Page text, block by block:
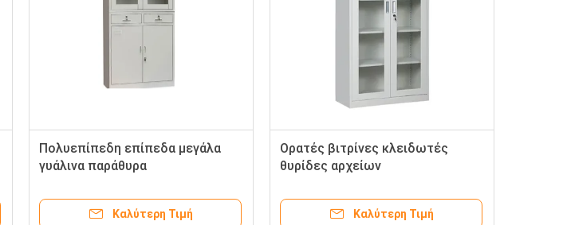
Πολυεπίπεδη επίπεδα μεγάλα
γυάλινα παράθυρα
Καλύτερη Τιμή
Ορατές βιτρίνες κλειδωτές
θυρίδες αρχείων
Καλύτερη Τιμή